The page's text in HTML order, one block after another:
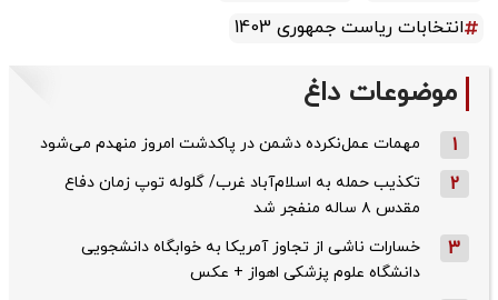
انتخابات ریاست جمهوری 1403
موضوعات داغ
1 مهمات عمل‌نکرده دشمن در پاکدشت امروز منهدم می‌شود
2
تکذیب حمله به اسلام‌آباد غرب/ گلوله توپ زمان دفاع
مقدس ۸ ساله منفجر شد
3
خسارات ناشی از تجاوز آمریکا به خوابگاه دانشجویی
دانشگاه علوم پزشکی اهواز + عکس